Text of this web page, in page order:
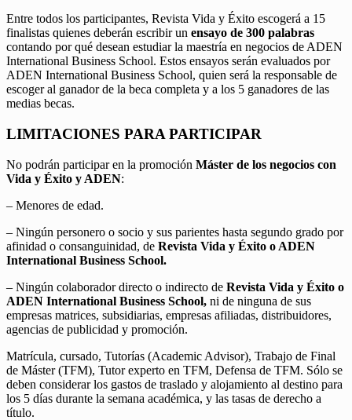
Entre todos los participantes, Revista Vida y Éxito escogerá a 15
finalistas quienes deberán escribir un ensayo de 300 palabras
contando por qué desean estudiar la maestría en negocios de ADEN
International Business School. Estos ensayos serán evaluados por
ADEN International Business School, quien será la responsable de
escoger al ganador de la beca completa y a los 5 ganadores de las
medias becas.
LIMITACIONES PARA PARTICIPAR
No podrán participar en la promoción Máster de los negocios con
Vida y Éxito y ADEN:
– Menores de edad.
– Ningún personero o socio y sus parientes hasta segundo grado por
afinidad o consanguinidad, de Revista Vida y Éxito o ADEN
International Business School.
– Ningún colaborador directo o indirecto de Revista Vida y Éxito o
ADEN International Business School, ni de ninguna de sus
empresas matrices, subsidiarias, empresas afiliadas, distribuidores,
agencias de publicidad y promoción.
Matrícula, cursado, Tutorías (Academic Advisor), Trabajo de Final
de Máster (TFM), Tutor experto en TFM, Defensa de TFM. Sólo se
deben considerar los gastos de traslado y alojamiento al destino para
los 5 días durante la semana académica, y las tasas de derecho a
título.